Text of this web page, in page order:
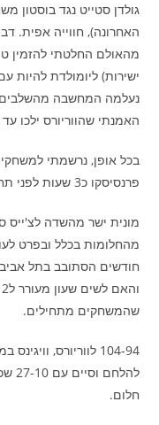
מהאולם החלטתי להזמין
ישירות) ליומולדת
נעלמה המחשבה
האמנתי שהווריורס ילכו
בכל אופן, נרשמתי
פרנסיסקו כ3 שעות לפני תחילת המשחק.
מונית ישר מהשדה לצ'ייס
מהחלומות בכלל ובפרט
חודשים הסתובב בתל
שהמשחקים מתחילים.
חלום.